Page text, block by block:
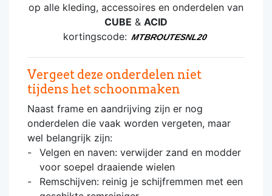
op alle kleding, accessoires en onderdelen van
CUBE & ACID
kortingscode: MTBROUTESNL20
Vergeet deze onderdelen niet
tijdens het schoonmaken
Naast frame en aandrijving zijn er nog
onderdelen die vaak worden vergeten, maar
wel belangrijk zijn:
Velgen en naven: verwijder zand en modder
voor soepel draaiende wielen
Remschijven: reinig je schijfremmen met een